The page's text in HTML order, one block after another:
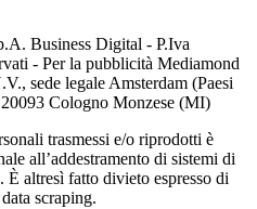
Business Digital - P.Iva
- Per la pubblicità Mediamond
sede legale Amsterdam (Paesi
Cologno Monzese (MI)
trasmessi e/o riprodotti è
all’addestramento di sistemi di
altresì fatto divieto espresso di
scraping.